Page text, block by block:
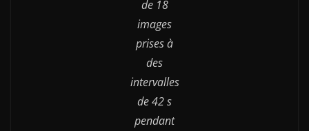
de 18
images
prises à
des
intervalles
de 42 s
pendant